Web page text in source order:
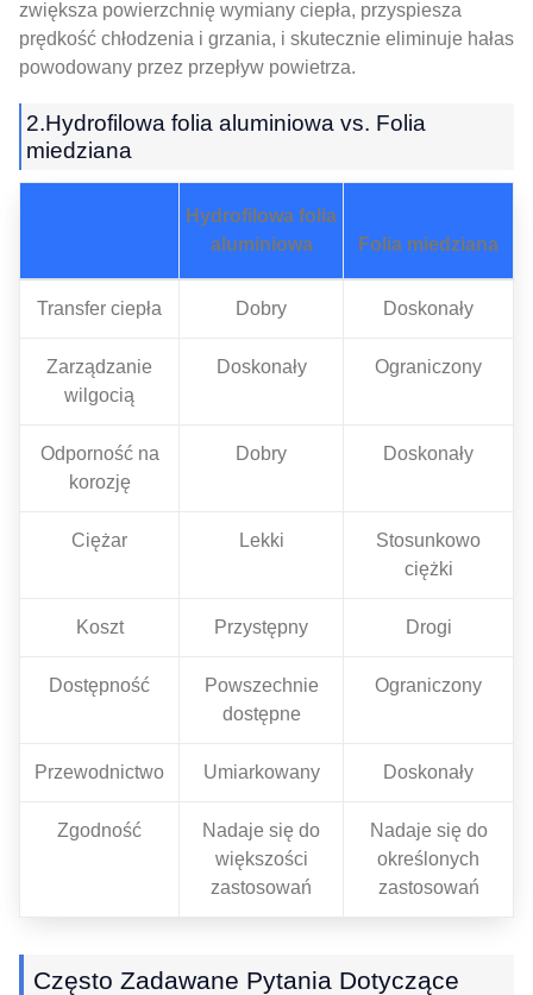
zwiększa powierzchnię wymiany ciepła, przyspiesza
prędkość chłodzenia i grzania, i skutecznie eliminuje hałas
powodowany przez przepływ powietrza.
2.Hydrofilowa folia aluminiowa vs. Folia
miedziana
Hydrofilowa folia
aluminiowa
Folia miedziana
Transfer ciepła Dobry Doskonały
Zarządzanie
wilgocią
Doskonały Ograniczony
Odporność na
korozję
Dobry Doskonały
Ciężar Lekki
Stosunkowo
ciężki
Koszt Przystępny Drogi
Dostępność
Powszechnie
dostępne
Ograniczony
Przewodnictwo Umiarkowany Doskonały
Zgodność
Nadaje się do
większości
zastosowań
Nadaje się do
określonych
zastosowań
Często Zadawane Pytania Dotyczące